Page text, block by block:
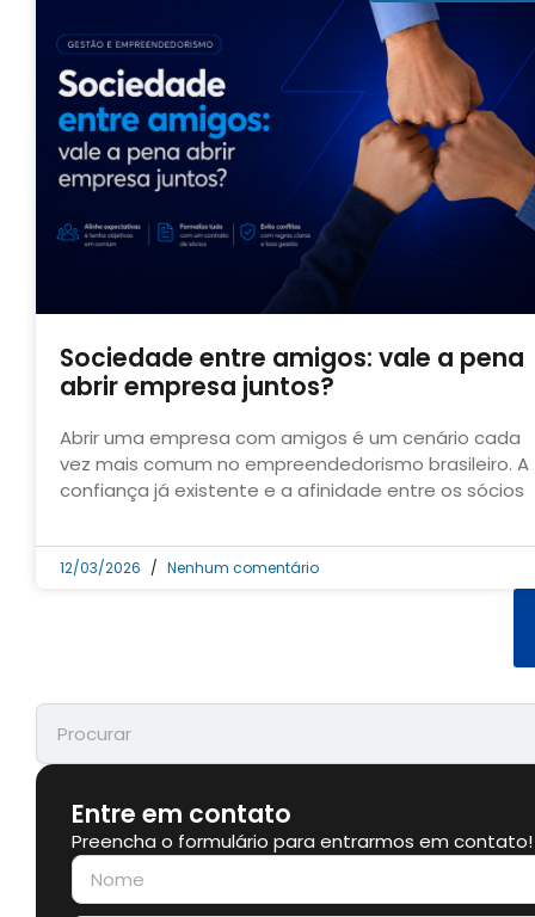
Sociedade entre amigos: vale a pena
abrir empresa juntos?
Abrir uma empresa com amigos é um cenário cada
vez mais comum no empreendedorismo brasileiro. A
confiança já existente e a afinidade entre os sócios
12/03/2026 Nenhum comentário
Entre em contato
Preencha o formulário para entrarmos em contato!